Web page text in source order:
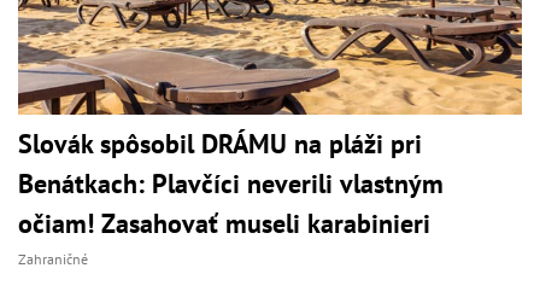
Slovák spôsobil DRÁMU na pláži pri
Benátkach: Plavčíci neverili vlastným
očiam! Zasahovať museli karabinieri
Zahraničné